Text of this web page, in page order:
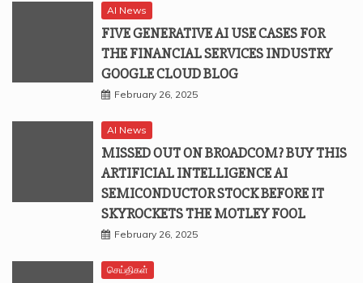
AI News
FIVE GENERATIVE AI USE CASES FOR
THE FINANCIAL SERVICES INDUSTRY
GOOGLE CLOUD BLOG
February 26, 2025
AI News
MISSED OUT ON BROADCOM? BUY THIS
ARTIFICIAL INTELLIGENCE AI
SEMICONDUCTOR STOCK BEFORE IT
SKYROCKETS THE MOTLEY FOOL
February 26, 2025
செய்திகள்